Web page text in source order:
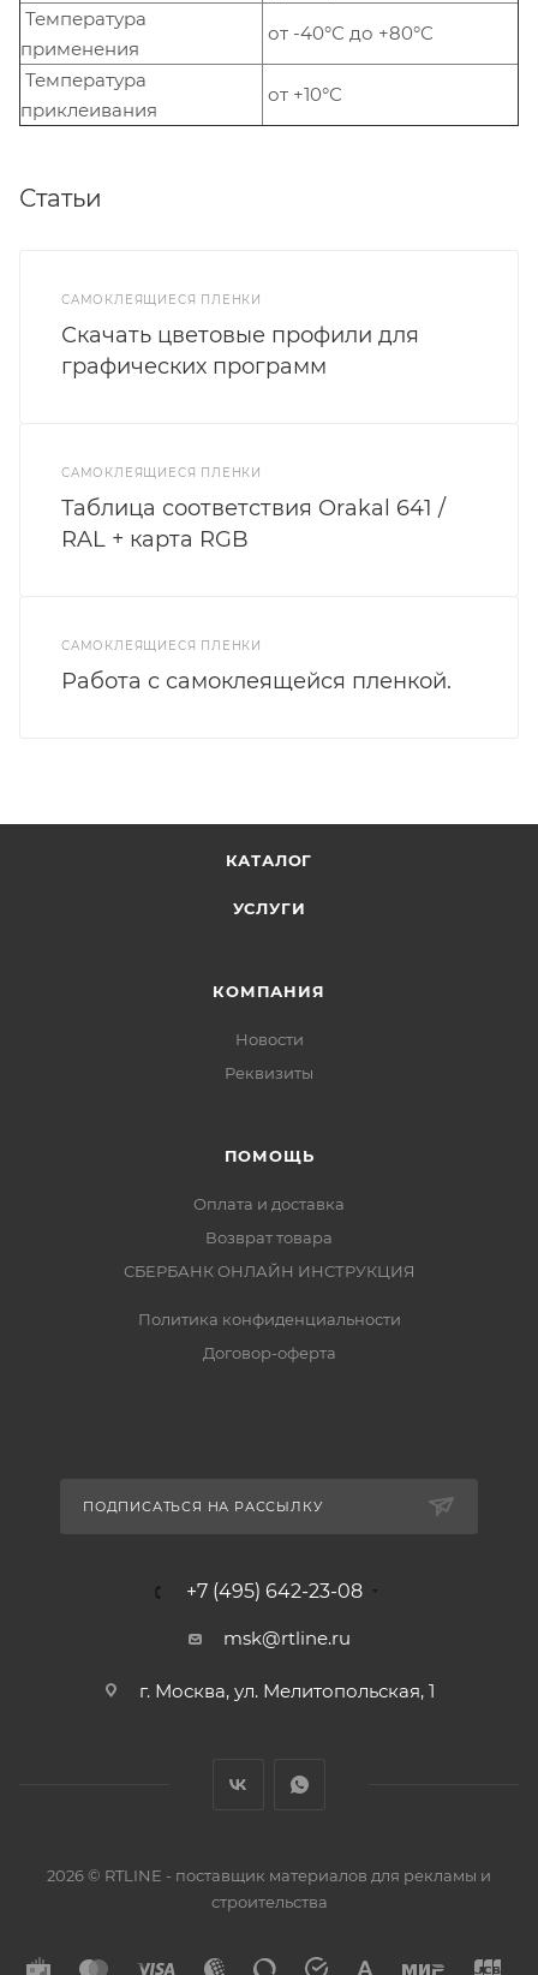
Температура
применения
от -40°С до +80°С
Температура
приклеивания
от +10°С
Статьи
САМОКЛЕЯЩИЕСЯ ПЛЕНКИ
Скачать цветовые профили для
графических программ
САМОКЛЕЯЩИЕСЯ ПЛЕНКИ
Таблица соответствия Orakal 641 /
RAL + карта RGB
САМОКЛЕЯЩИЕСЯ ПЛЕНКИ
Работа с самоклеящейся пленкой.
КАТАЛОГ
УСЛУГИ
КОМПАНИЯ
Новости
Реквизиты
ПОМОЩЬ
Оплата и доставка
Возврат товара
СБЕРБАНК ОНЛАЙН ИНСТРУКЦИЯ
Политика конфиденциальности
Договор-оферта
ПОДПИСАТЬСЯ НА РАССЫЛКУ
+7 (495) 642-23-08
msk@rtline.ru
г. Москва, ул. Мелитопольская, 1
2026 © RTLINE - поставщик материалов для рекламы и
строительства